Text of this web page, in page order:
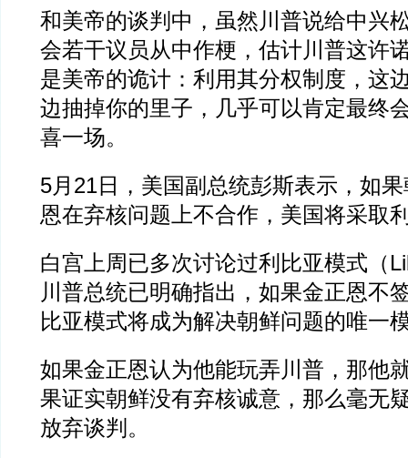
和美帝的谈判中，虽然川普说给中兴
会若干议员从中作梗，估计川普这许
是美帝的诡计：利用其分权制度，这
边抽掉你的里子，几乎可以肯定最终
喜一场。
5月21日，美国副总统彭斯表示，如
恩在弃核问题上不合作，美国将采取
白宫上周已多次讨论过利比亚模式（
川普总统已明确指出，如果金正恩不
比亚模式将成为解决朝鲜问题的唯一
如果金正恩认为他能玩弄川普，那他
果证实朝鲜没有弃核诚意，那么毫无
放弃谈判。